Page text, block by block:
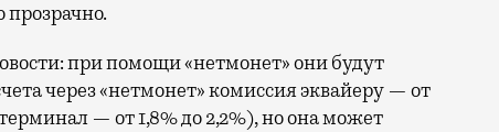
при помощи «нетмонет» они будут
через «нетмонет» комиссия эквайеру — от
— от 1,8% до 2,2%), но она может